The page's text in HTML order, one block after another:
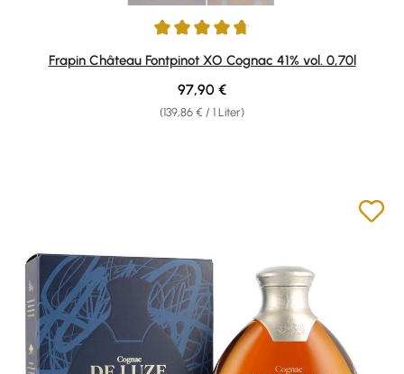
Durchschnittliche Bewertung von 4.85 von 5 Sternen
Frapin Château Fontpinot XO Cognac 41% vol. 0,70l
(139,86 € / 1 Liter)
Regulärer Preis:
97,90 €